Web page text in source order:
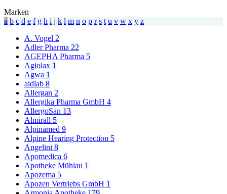
Marken
a b c d e f g h i j k l m n o p r s t u v w x y z
A. Vogel 2
Adler Pharma 22
AGEPHA Pharma 5
Agiolax 1
Agwa 1
aidlab 8
Allergan 2
Allergika Pharma GmbH 4
AllergoSan 13
Almirall 5
Alpinamed 9
Alpine Hearing Protection 5
Angelini 8
Apomedica 6
Apotheke Mühlau 1
Apozema 5
Apozen Vertriebs GmbH 1